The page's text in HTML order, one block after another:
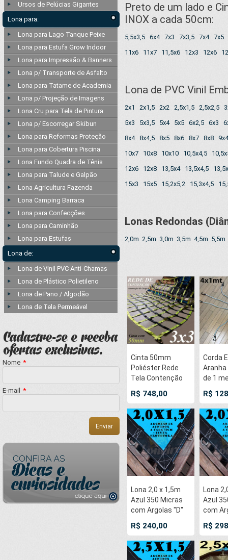
Ursos de Pelúcias Gigantes
Lona para:
Lona para Lago Tanque Peixe
Lona para Estufa Grow Indoor
Lona para Impressão & Banners
Lona p/ Transporte de Asfalto
Lona para Tatame de Academia
Lona p/ Projeção de Imagens
Lona Cru para Tela de Pintura
Lona p/ Escorregar Skibun
Lona para Reformas Proteção
Lona para Cobertura Piscina
Lona Fundo Quadra de Tênis
Lona para Talude e Galpão
Lona Agricultura Fazenda
Lona Camping Barraca
Lona para Confecções
Lona para Caminhão
Lona para Estufas
Lona de:
Lona de Vinil PVC Anti-Chamas
Lona de Plástico Polietileno
Lona de Pano / Algodão
Lona de Tela Permeável
Nome *
E-mail *
Preto de um lado e
INOX a cada 50cm:
5,5x3,5 6x4 7x3 7x3,5 7x4 7x5
11x6
11x7 11,5x6 12x3 12x6
Lona de PVC Vinil
2x1 2x1,5 2x2 2,5x1,5 2,5x2,5
5x3
5x3,5 5x4 5x5 6x2,5 6x3
8x4 8x4,5 8x5 8x6 8x7 8x8 9x4
10x7
10x8 10x10 10,5x4,5
12x6
12x8 13,5x4 13,5x4,5
15x3
15x5 15,2x5,2 15,3x4,5
Lonas Redondas
2,0m 2,5m 3,0m 3,5m 4,5m 5,5m
Cinta 50mm
Poliéster Rede
Tela Contenção
Malha 25x25cm
para 15 TON
Amarração
Proteção Carga
Rodoviária
Caminhão
Utilitários
R$ 748,00
Corda
de 1
de
Branco
dupla
nas
R$
Lona 2,0 x 1,5m
Azul 350 Micras
com Argolas "D"
e cinta de reforço
na bainha
R$ 240,00
Lona
Azul
com
e cinta
na
R$